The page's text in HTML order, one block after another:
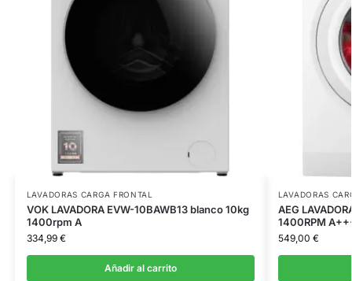
LAVADORAS CARGA FRONTAL
VOK LAVADORA EVW-10BAWB13 blanco 10kg
1400rpm A
334,99 €
Añadir al carrito
LAVADORAS
AEG
1400RPM
549,00 €